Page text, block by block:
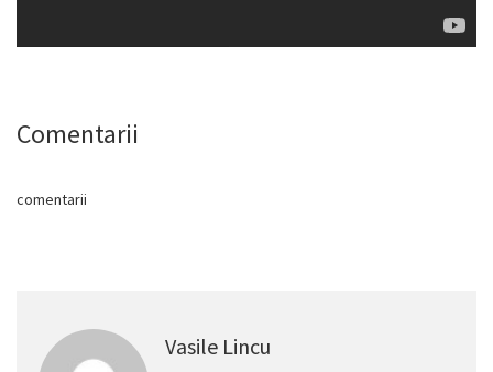
Comentarii
comentarii
Vasile Lincu